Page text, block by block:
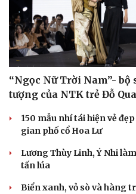
“Ngọc Nữ Trời Nam”-
tượng của NTK trẻ Đỗ
150 mẫu nhí tái hiện vẻ
gian phố cổ Hoa Lư
Lương Thùy Linh, Ý Nhi
tấn lúa
Biển xanh, vỏ sò và hàng